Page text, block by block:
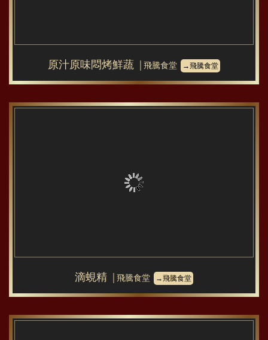
原汁原味悶烤鮮蔬 │飛騰食堂 →飛騰食堂
滴蜆精 │飛騰食堂 →飛騰食堂